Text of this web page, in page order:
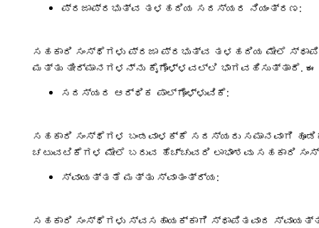
ಪ್ರಜಾಪ್ರಭುತ್ವ ತಳಹದಿಯ ಸದಸ್ಯರ ನಿಯಂತ್ರಣ:
ಸಹಕಾರಿ ಸಂಸ್ಥೆಗಳು ಪ್ರಜಾ ಪ್ರಭುತ್ವ ತಳಹದಿಯ ಮೇಲೆ
ಮತ್ತು ತೀರ್ಮಾನಗಳನ್ನು ಕೈಗೊಳ್ಳವಲ್ಲಿ
ಸದಸ್ಯರ ಆರ್ಥಿಕ ಪಾಲ್ಗೊಳ್ಳುವಿಕೆ:
ಸಹಕಾರಿ ಸಂಸ್ಥೆಗಳ ಬಂಡವಾಳಕ್ಕೆ ಸದಸ್ಯರು ಸಮಾನವಾಗಿ
ಚಟುವಟಿಕೆಗಳ ಮೇಲೆ ಬರುವ ಹೆಚ್ಚುವರಿ ಲಾಭಾಂಶವು ಸಹಕಾರಿ
ಸ್ವಾಯತ್ತತೆ ಮತ್ತು ಸ್ವಾತಂತ್ರ್ಯ:
ಸಹಕಾರಿ ಸಂಸ್ಥೆಗಳು ಸ್ವಸಹಾಯಕ್ಕಾಗಿ ಸ್ಥಾಪಿತವಾದ